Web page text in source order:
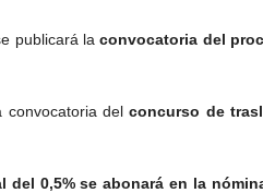
publicará laconvocatoria del
convocatoria delconcurso de
0,5% se abonará en la